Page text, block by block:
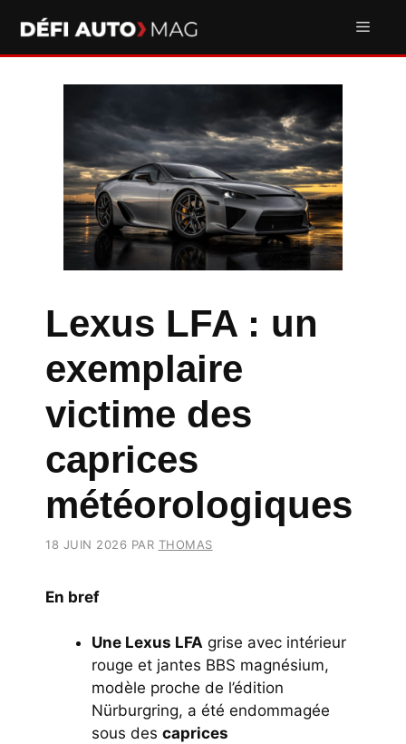
contenu
Menu
Lexus LFA : un
exemplaire
victime des
caprices
météorologiques
18 JUIN 2026 PAR THOMAS
En bref
Une Lexus LFA grise avec intérieur
rouge et jantes BBS magnésium,
modèle proche de l’édition
Nürburgring, a été endommagée
sous des caprices